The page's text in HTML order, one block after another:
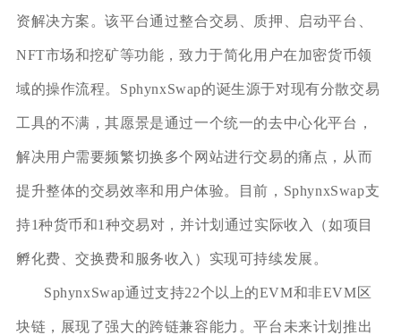
资解决方案。该平台通过整合交易、质押、启动平台、
NFT市场和挖矿等功能，致力于简化用户在加密货币领
域的操作流程。SphynxSwap的诞生源于对现有分散交易
工具的不满，其愿景是通过一个统一的去中心化平台，
解决用户需要频繁切换多个网站进行交易的痛点，从而
提升整体的交易效率和用户体验。目前，SphynxSwap支
持1种货币和1种交易对，并计划通过实际收入（如项目
孵化费、交换费和服务收入）实现可持续发展。
SphynxSwap通过支持22个以上的EVM和非EVM区
块链，展现了强大的跨链兼容能力。平台未来计划推出